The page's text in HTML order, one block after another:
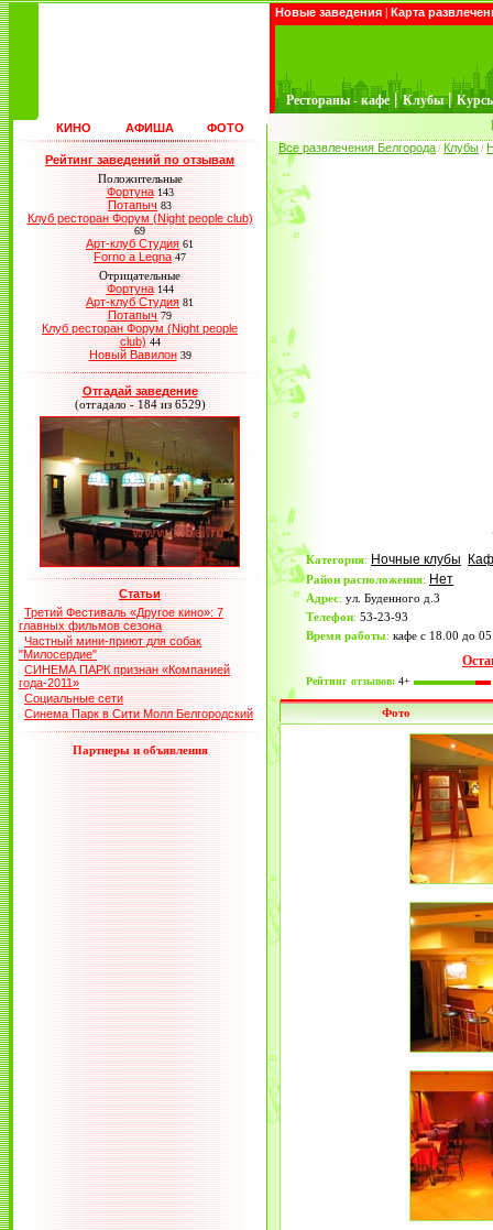
Новые заведения | Карта
Рестораны - кафе | Клубы |
КИНО АФИША ФОТО
Рейтинг заведений по отзывам
Положительные
Фортуна 143
Потапыч 83
Клуб ресторан Форум (Night people club)
69
Арт-клуб Студия 61
Forno a Legna 47
Отрицательные
Фортуна 144
Арт-клуб Студия 81
Потапыч 79
Клуб ресторан Форум (Night people
club) 44
Новый Вавилон 39
Отгадай заведение
(отгадало - 184 из 6529)
Статьи
Третий Фестиваль «Другое кино»: 7
главных фильмов сезона
Частный мини-приют для собак
"Милосердие"
СИНЕМА ПАРК признан «Компанией
года-2011»
Социальные сети
Синема Парк в Сити Молл Белгородский
Партнеры и объявления
Все развлечения Белгорода / Клубы /
Категория: Ночные клубы
Район расположения: Нет
Адрес: ул. Буденного д.3
Телефон: 53-23-93
Время работы: кафе с 18.00 до
Рейтинг отзывов: 4+
Фото